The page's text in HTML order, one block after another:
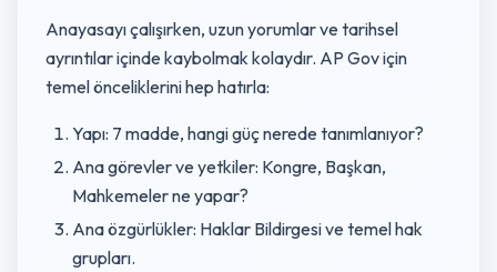
Anayasayı çalışırken, uzun yorumlar ve tarihsel
ayrıntılar içinde kaybolmak kolaydır. AP Gov için
temel önceliklerini hep hatırla:
Yapı: 7 madde, hangi güç nerede tanımlanıyor?
Ana görevler ve yetkiler: Kongre, Başkan,
Mahkemeler ne yapar?
Ana özgürlükler: Haklar Bildirgesi ve temel hak
grupları.